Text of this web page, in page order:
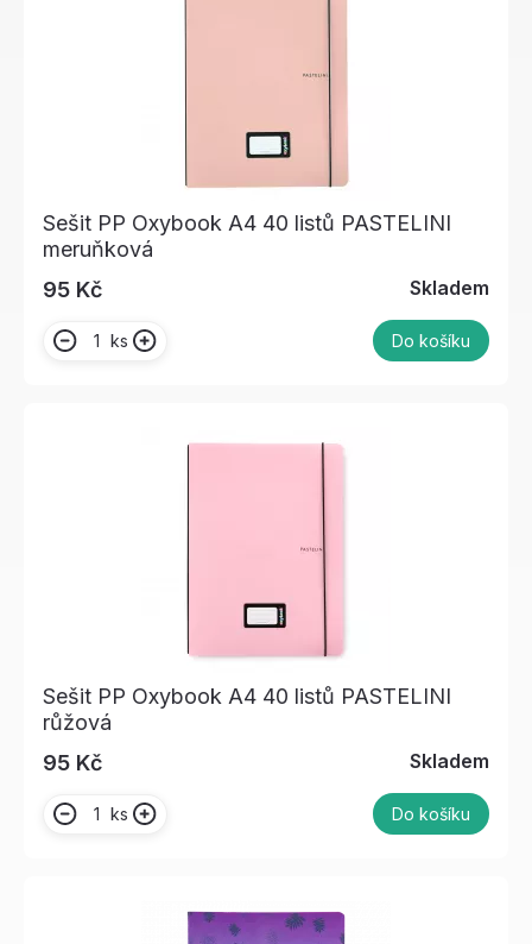
Sešit PP Oxybook A4 40 listů PASTELINI
meruňková
95 Kč
Skladem
ks Do košíku
Sešit PP Oxybook A4 40 listů PASTELINI
růžová
95 Kč
Skladem
ks Do košíku